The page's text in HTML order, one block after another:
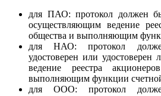
для ПАО: протокол должен
осуществляющим ведение
общества и выполняющим
для НАО: протокол
удостоверен или
ведение реестра
выполняющим функции
для ООО: протокол